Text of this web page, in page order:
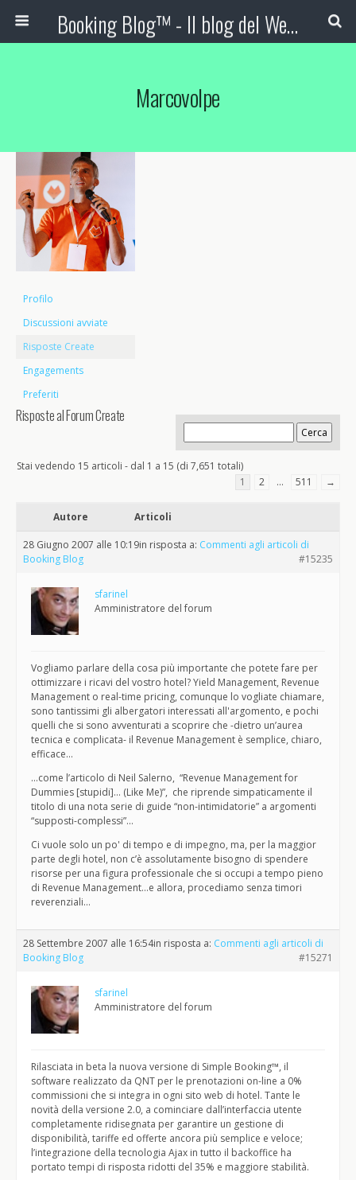
Booking Blog™ - Il blog del Web Marketing Turistico
Marcovolpe
Profilo
Discussioni avviate
Risposte Create
Engagements
Preferiti
Risposte al Forum Create
Stai vedendo 15 articoli - dal 1 a 15 (di 7,651 totali)
1
2 … 511 →
Autore Articoli
28 Giugno 2007 alle 10:19in risposta a: Commenti agli articoli di
Booking Blog
#15235
sfarinel
Amministratore del forum
Vogliamo parlare della cosa più importante che potete fare per
ottimizzare i ricavi del vostro hotel? Yield Management, Revenue
Management o real-time pricing, comunque lo vogliate chiamare,
sono tantissimi gli albergatori interessati all'argomento, e pochi
quelli che si sono avventurati a scoprire che -dietro un’aurea
tecnica e complicata- il Revenue Management è semplice, chiaro,
efficace…
…come l’articolo di Neil Salerno, “Revenue Management for
Dummies [stupidi]… (Like Me)”, che riprende simpaticamente il
titolo di una nota serie di guide “non-intimidatorie” a argomenti
“supposti-complessi”…
Ci vuole solo un po' di tempo e di impegno, ma, per la maggior
parte degli hotel, non c’è assolutamente bisogno di spendere
risorse per una figura professionale che si occupi a tempo pieno
di Revenue Management…e allora, procediamo senza timori
reverenziali…
28 Settembre 2007 alle 16:54in risposta a: Commenti agli articoli di
Booking Blog
#15271
sfarinel
Amministratore del forum
Rilasciata in beta la nuova versione di Simple Booking™, il
software realizzato da QNT per le prenotazioni on-line a 0%
commissioni che si integra in ogni sito web di hotel. Tante le
novità della versione 2.0, a cominciare dall’interfaccia utente
completamente ridisegnata per garantire un gestione di
disponibilità, tariffe ed offerte ancora più semplice e veloce;
l’integrazione della tecnologia Ajax in tutto il backoffice ha
portato tempi di risposta ridotti del 35% e maggiore stabilità.